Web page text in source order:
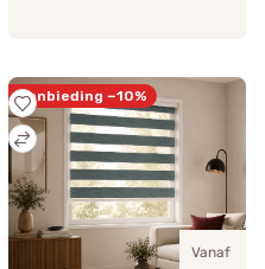
Vanaf
Aanbieding −10%